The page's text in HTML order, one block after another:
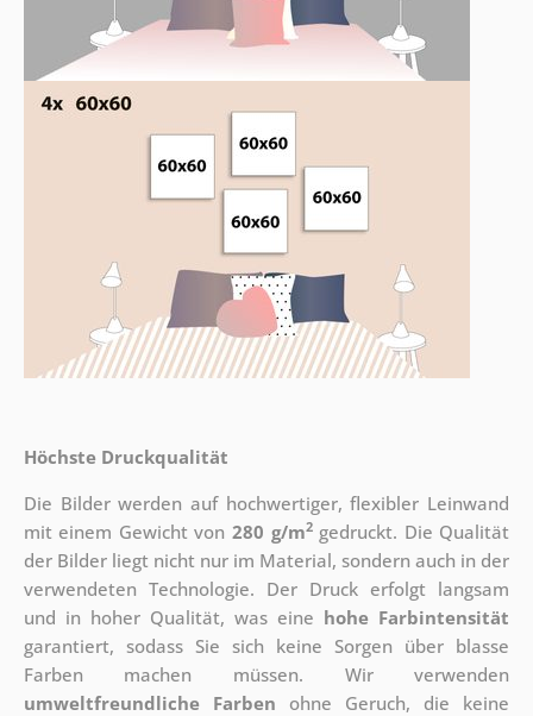
Höchste Druckqualität
Die Bilder werden auf hochwertiger, flexibler Leinwand
mit einem Gewicht von 280 g/m2gedruckt. Die Qualität
der Bilder liegt nicht nur im Material, sondern auch in der
verwendeten Technologie. Der Druck erfolgt langsam
und in hoher Qualität, was eine hohe Farbintensität
garantiert, sodass Sie sich keine Sorgen über blasse
Farben machen müssen. Wir verwenden
umweltfreundliche Farben ohne Geruch, die keine